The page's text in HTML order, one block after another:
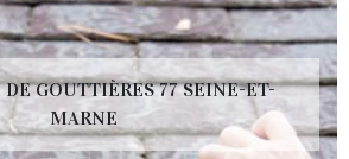
DE GOUTTIÈRES 77 SEINE-ET-
MARNE